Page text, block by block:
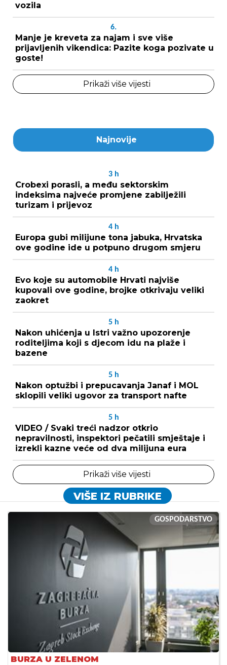
vozila
6.
Manje je kreveta za najam i sve više
prijavljenih vikendica: Pazite koga pozivate u
goste!
Prikaži više vijesti
Najnovije
3 h
Crobexi porasli, a među sektorskim
indeksima najveće promjene zabilježili
turizam i prijevoz
4 h
Europa gubi milijune tona jabuka, Hrvatska
ove godine ide u potpuno drugom smjeru
4 h
Evo koje su automobile Hrvati najviše
kupovali ove godine, brojke otkrivaju veliki
zaokret
5 h
Nakon uhićenja u Istri važno upozorenje
roditeljima koji s djecom idu na plaže i
bazene
5 h
Nakon optužbi i prepucavanja Janaf i MOL
sklopili veliki ugovor za transport nafte
5 h
VIDEO / Svaki treći nadzor otkrio
nepravilnosti, inspektori pečatili smještaje i
izrekli kazne veće od dva milijuna eura
Prikaži više vijesti
VIŠE IZ RUBRIKE
GOSPODARSTVO
BURZA U ZELENOM